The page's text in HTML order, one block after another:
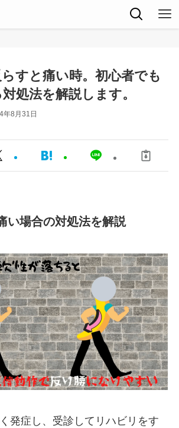
すと痛い時。初心者でも
処法を解説します。
年8月31日
い場合の対処法を解説
発症し、受診してリハビリをす